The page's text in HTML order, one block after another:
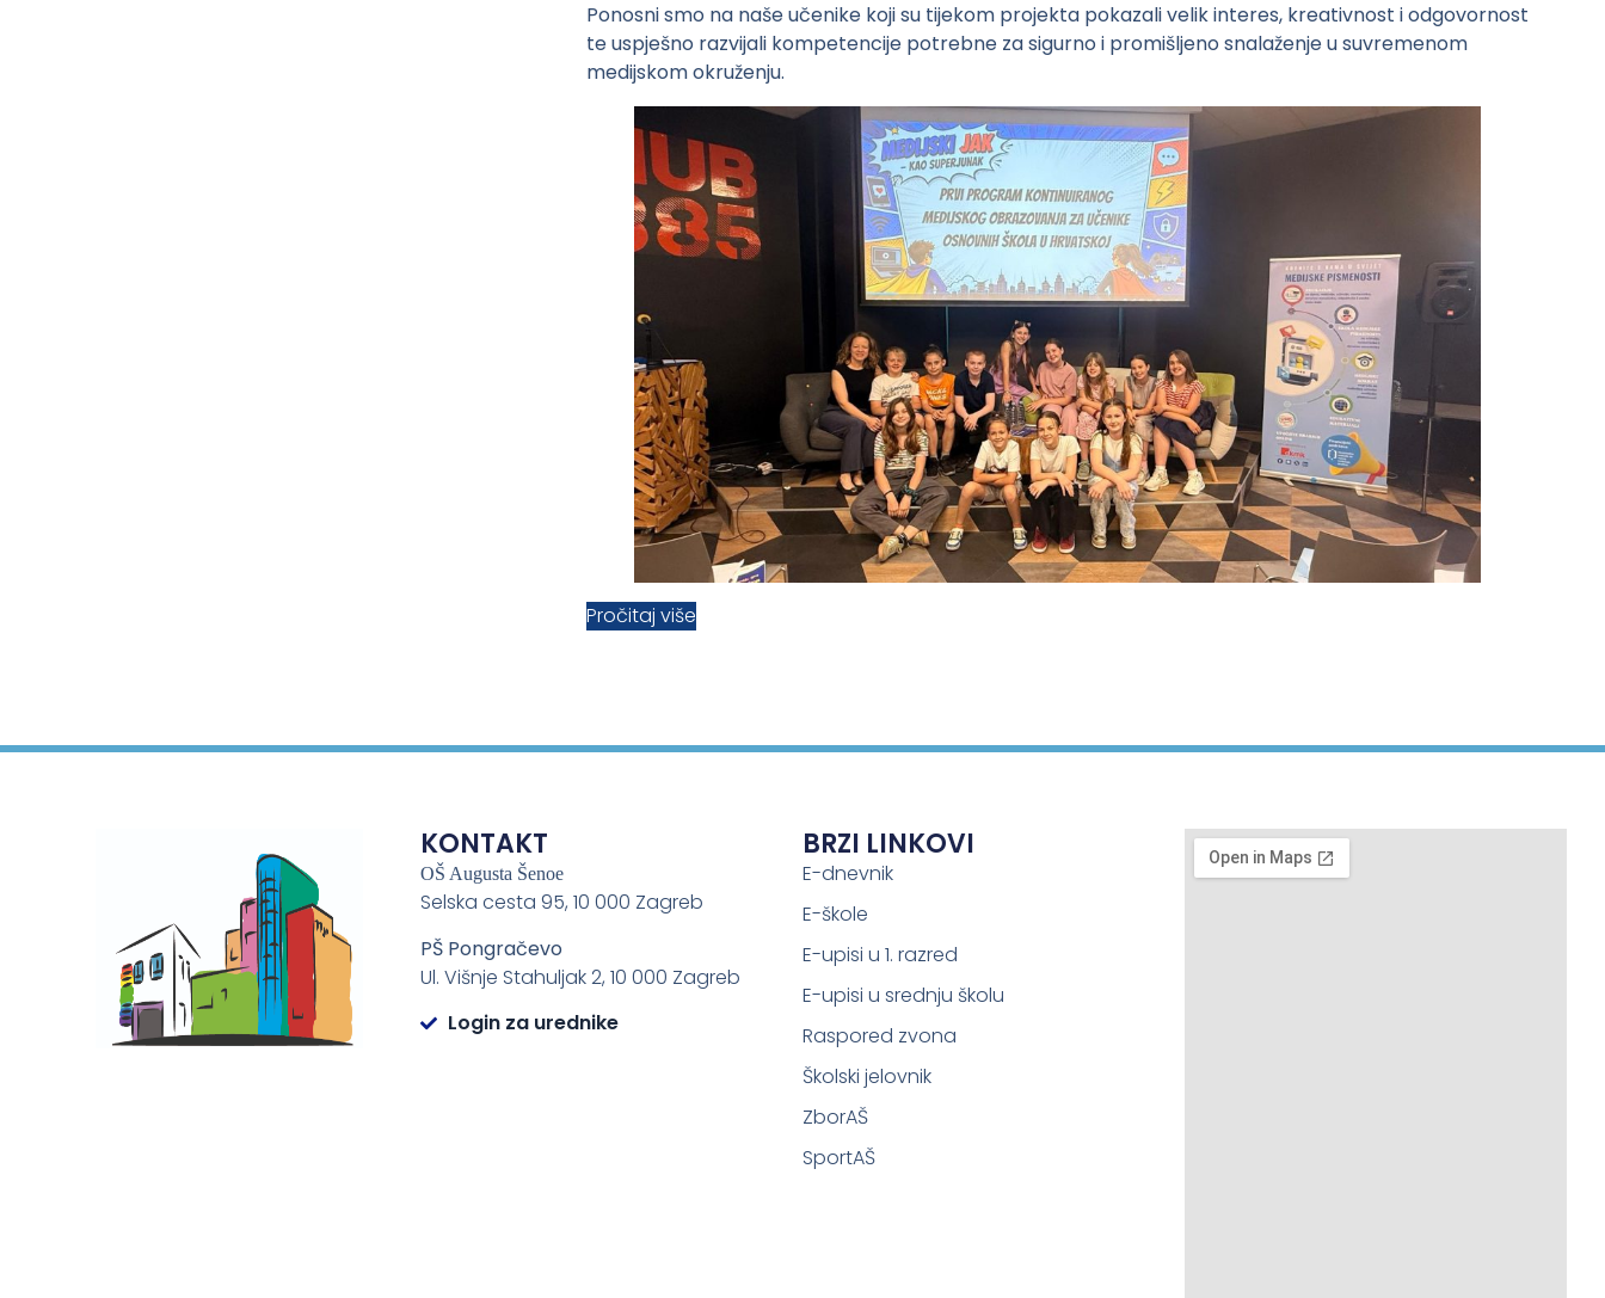
Ponosni smo na naše učenike koji su tijekom projekta pokazali velik interes, kreativnost i odgovornost
te uspješno razvijali kompetencije potrebne za sigurno i promišljeno snalaženje u suvremenom
medijskom okruženju.
Pročitaj više
KONTAKT
OŠ Augusta Šenoe
Selska cesta 95, 10 000 Zagreb
PŠ Pongračevo
Ul. Višnje Stahuljak 2, 10 000 Zagreb
Login za urednike
BRZI LINKOVI
E-dnevnik
E-škole
E-upisi u 1. razred
E-upisi u srednju školu
Raspored zvona
Školski jelovnik
ZborAŠ
SportAŠ